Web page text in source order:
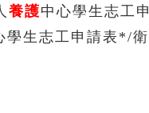
養護中心學生志工
學生志工申請表*/